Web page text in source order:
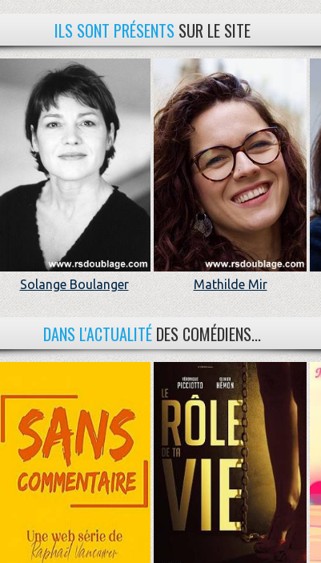
ILS SONT PRÉSENTS SUR LE SITE
Solange Boulanger Mathilde Mir
DANS L'ACTUALITÉ DES COMÉDIENS...